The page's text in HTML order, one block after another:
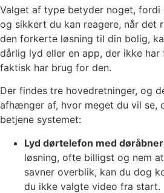
Valget af type betyder noget,
og sikkert du kan reagere, når det
den forkerte løsning til din bolig,
dårlig lyd eller en app, der ikke har
faktisk har brug for den.
Der findes tre hovedretninger, og
afhænger af, hvor meget du vil se,
betjene systemet:
Lyd dørtelefon med døråbner
løsning, ofte billigst og nem
savner overblik, kan du dog
du ikke valgte video fra start.